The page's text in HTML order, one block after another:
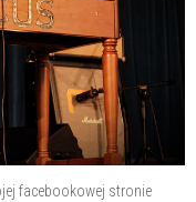
facebookowej stronie